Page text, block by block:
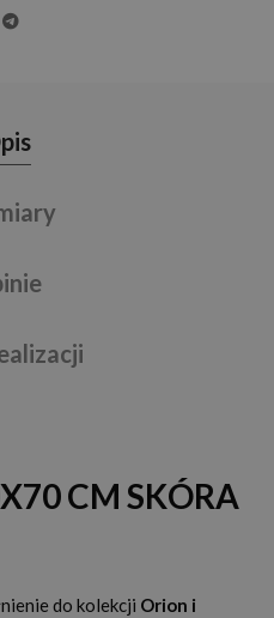
CM SKÓRA
do kolekcji Orion i